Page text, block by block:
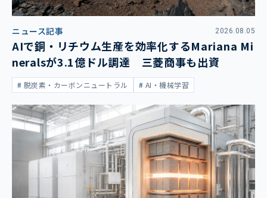
ニュース記事 2026.08.05
AIで銅・リチウム生産を効率化するMariana Mi
neralsが3.1億ドル調達 三菱商事も出資
脱炭素・カーボンニュートラル AI・機械学習